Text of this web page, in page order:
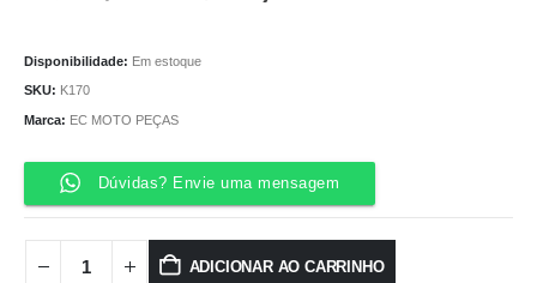
Disponibilidade: Em estoque
SKU: K170
Marca: EC MOTO PEÇAS
Dúvidas? Envie uma mensagem
ADICIONAR AO CARRINHO